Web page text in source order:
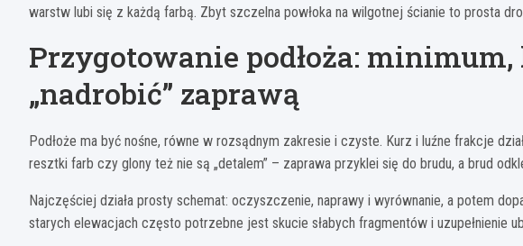
warstw lubi się z każdą farbą. Zbyt szczelna powłoka na wilgotnej ścianie to prosta
Przygotowanie podłoża:
„nadrobić” zaprawą
Podłoże ma być nośne, równe w rozsądnym zakresie i czyste. Kurz i luźne frakcje
resztki farb czy glony też nie są „detalem” – zaprawa przyklei się do brudu, a brud
Najczęściej działa prosty schemat: oczyszczenie, naprawy i wyrównanie, a potem
starych elewacjach często potrzebne jest skucie słabych fragmentów i uzupełnienie